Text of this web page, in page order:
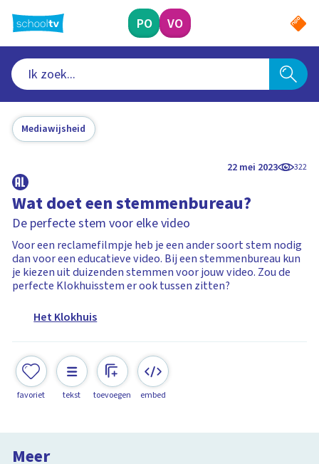
naar
hoofdinhoud
PO VO
Mediawijsheid
22 mei 2023 322
Wat doet een stemmenbureau?
De perfecte stem voor elke video
Voor een reclamefilmpje heb je een ander soort stem nodig
dan voor een educatieve video. Bij een stemmenbureau kun
je kiezen uit duizenden stemmen voor jouw video. Zou de
perfecte Klokhuisstem er ook tussen zitten?
Het Klokhuis
favoriet tekst toevoegen embed
Meer